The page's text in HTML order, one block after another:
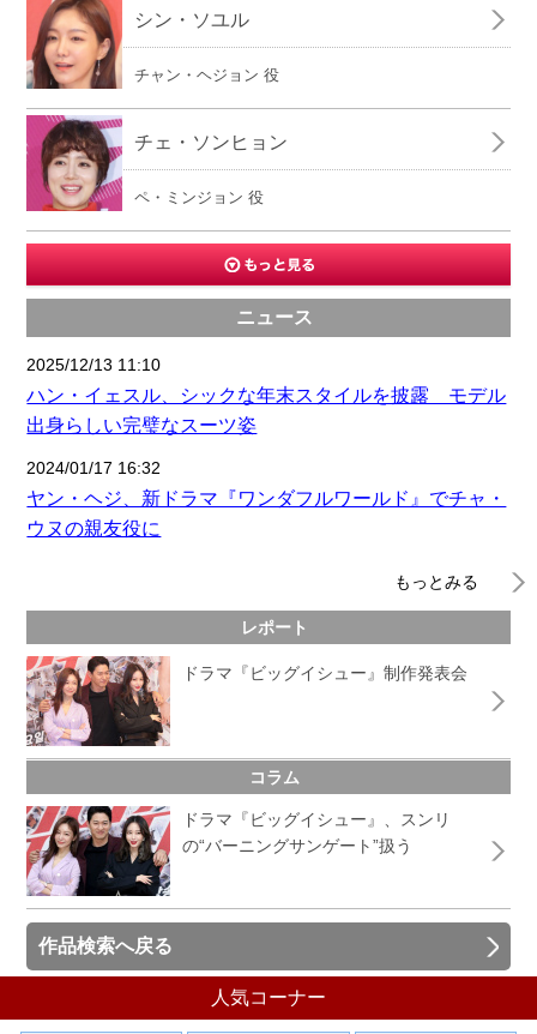
シン・ソユル
チャン・ヘジョン 役
チェ・ソンヒョン
ペ・ミンジョン 役
ニュース
2025/12/13 11:10
ハン・イェスル、シックな年末スタイルを披露 モデル
出身らしい完璧なスーツ姿
2024/01/17 16:32
ヤン・ヘジ、新ドラマ『ワンダフルワールド』でチャ・
ウヌの親友役に
もっとみる
レポート
ドラマ『ビッグイシュー』制作発表会
コラム
ドラマ『ビッグイシュー』、スンリ
の“バーニングサンゲート”扱う
作品検索へ戻る
人気コーナー